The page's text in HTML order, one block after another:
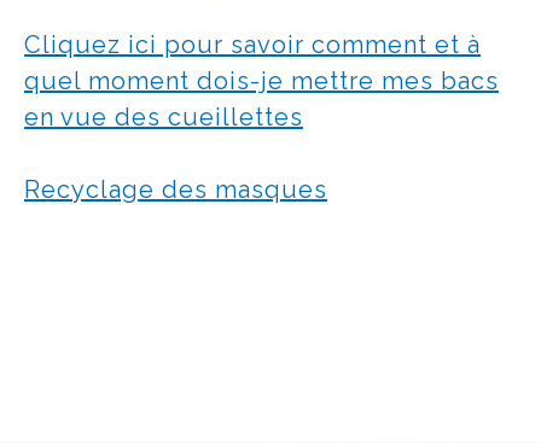
Cliquez ici pour savoir comment et à
quel moment dois-je mettre mes bacs
en vue des cueillettes
Recyclage des masques